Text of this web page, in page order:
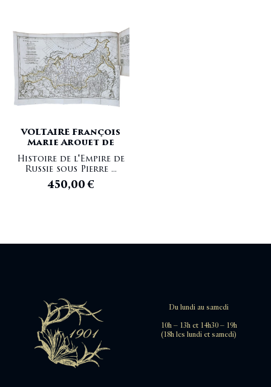
VOLTAIRE François
Marie Arouet de
Histoire de l'Empire de
Russie sous Pierre ...
450,00€
Du lundi au samedi
10h – 13h et 14h30 – 19h
(18h les lundi et samedi)